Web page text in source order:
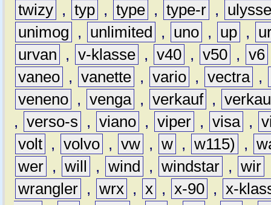
twizy , typ , type , type-r ,
unimog
, unlimited , uno , up ,
urvan
, v-klasse , v40 , v50 , v6
vaneo , vanette , vario , vectra ,
veneno , venga , verkauf ,
, verso-s , viano , viper , visa ,
volt , volvo , vw , w , w115) ,
wer , will , wind , windstar , wir
wrangler , wrx , x , x-90 , x-